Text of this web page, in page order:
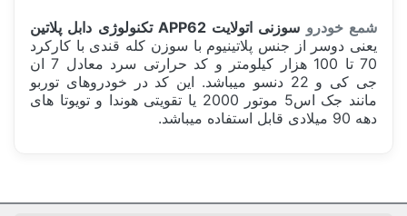
شمع خودرو سوزنی اتولایت APP62 تکنولوژی دابل پلاتین
یعنی دوسر از جنس پلاتینیوم با سوزن کله قندی با کارکرد
70 تا 100 هزار کیلومتر و کد حرارتی سرد معادل 7 ان
جی کی و 22 دنسو میباشد. این کد در خودروهای توربو
مانند جک اس5 موتور 2000 یا تقویتی هوندا و تویوتا های
دهه 90 میلادی قابل استفاده میباشد.